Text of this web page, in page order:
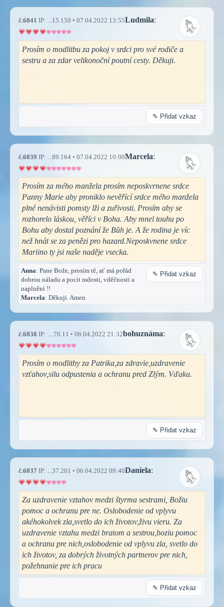
č.6841 IP: ...15.150 • 07.04.2022 13:55Ludmila:
Prosím o modlitbu za pokoj v srdci pro své rodiče a
sestru a za zdar velikonoční poutní cesty. Děkuji.
✎ Přidat vzkaz
č.6839 IP: ...89.164 • 07.04.2022 10:00Marcela:
Prosím za mého manžela prosím neposkvrnene srdce
Panny Marie aby proniklo nevěřící srdce mého manžela
plné nenávisti pomsty lži a zuřivosti. Prosím aby se
rozhorelo láskou, věříci v Boha. Aby mnel touhu po
Bohu aby dostal poznání že Bůh je. A že rodina je víc
než hnát se za penězi pro hazard.Neposkvnene srdce
Mariino ty jsi naše naděje vsecka.
Anna: Pane Bože, prosím tě, ať má pořád
dobrou náladu a pocit radosti, vděčnosti a
naplnění !!
Marcela: Děkuji. Amen
✎ Přidat vzkaz
č.6838 IP: ....70.11 • 06.04.2022 21:32bohuznáma:
Prosím o modlitby za Patrika,za zdravie,uzdravenie
vzťahov,silu odpustenia a ochranu pred Zlým. Vďaka.
✎ Přidat vzkaz
č.6837 IP: ...37.201 • 06.04.2022 09:40Daniela:
Za uzdravenie vztahov medzi štyrma sestrami, Božiu
pomoc a ochranu pre ne. Oslobodenie od vplyvu
akéhokolvek zla,svetlo do ich životov,živu vieru. Za
uzdravenie vztahu medzi bratom a sestrou,boziu pomoc
a ochranu pre nich,oslobodenie od vplyvu zla, svetlo do
ich životov, za dobrých životných partnerov pre nich,
požehnanie pre ich pracu
✎ Přidat vzkaz